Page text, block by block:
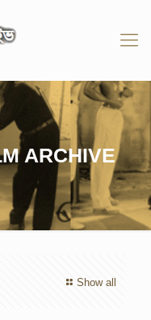
ARCHIVE
Show all